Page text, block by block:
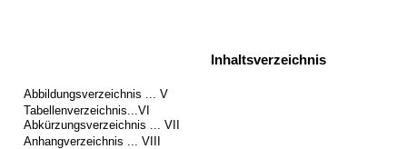
Inhaltsverzeichnis
Abbildungsverzeichnis ... V
Tabellenverzeichnis...VI
Abkürzungsverzeichnis ... VII
Anhangverzeichnis ... VIII